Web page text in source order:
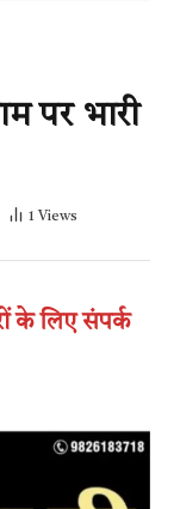
पर भारी
1 Views
के लिए संपर्क